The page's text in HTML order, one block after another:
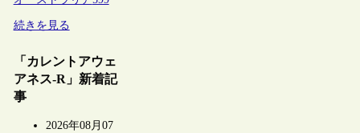
続きを見る
「カレントアウェ
アネス-R」新着記
事
2026年08月07